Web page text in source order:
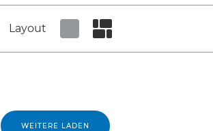
Layout
WEITERE LADEN